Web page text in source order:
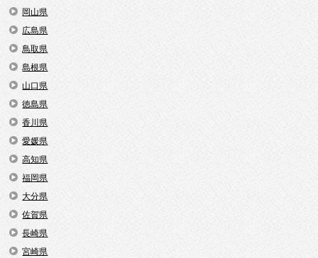
岡山県
広島県
鳥取県
島根県
山口県
徳島県
香川県
愛媛県
高知県
福岡県
大分県
佐賀県
長崎県
宮崎県